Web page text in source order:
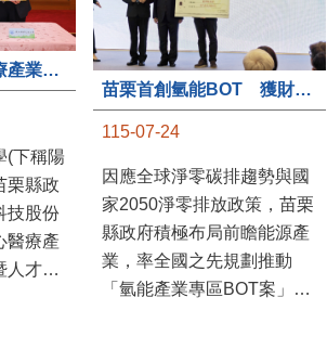
縣長見證「核心醫療產業推動園區」產學合作簽約儀式
(下稱陽
栗縣政
技股份
醫療產
人才培
苗栗首創氫能BOT 獲財政部「突破之翼」肯定
115-07-24
因應全球淨零碳排趨勢與國
家2050淨零排放政策，苗栗
縣政府積極布局前瞻能源產
業，率全國之先規劃推動
「氫能產業專區BOT案」，